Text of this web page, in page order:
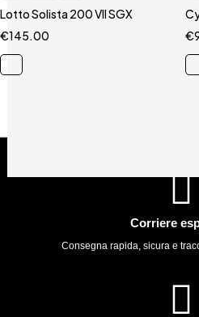
Lotto Solista 200 VII SGX
€145.00
€
Corriere
Consegna rapida, sicura e